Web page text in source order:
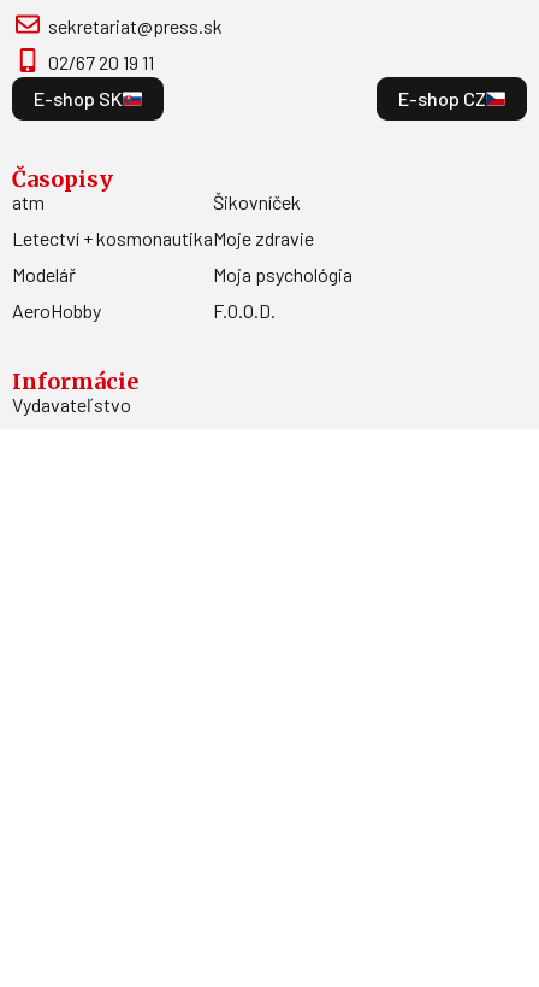
sekretariat@press.sk
02/67 20 19 11
E-shop SK
E-shop CZ
Časopisy
atm
Letectví + kosmonautika
Modelář
AeroHobby
Šikovníček
Moje zdravie
Moja psychológia
F.O.O.D.
Informácie
Vydavateľstvo